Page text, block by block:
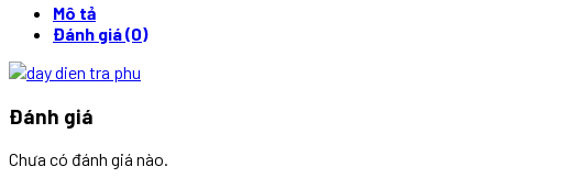
Mô tả
Đánh giá (0)
Đánh giá
Chưa có đánh giá nào.